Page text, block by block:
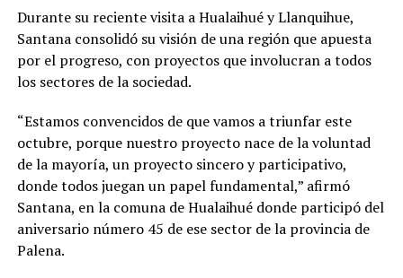
Durante su reciente visita a Hualaihué y Llanquihue,
Santana consolidó su visión de una región que apuesta
por el progreso, con proyectos que involucran a todos
los sectores de la sociedad.
“Estamos convencidos de que vamos a triunfar este
octubre, porque nuestro proyecto nace de la voluntad
de la mayoría, un proyecto sincero y participativo,
donde todos juegan un papel fundamental,” afirmó
Santana, en la comuna de Hualaihué donde participó del
aniversario número 45 de ese sector de la provincia de
Palena.